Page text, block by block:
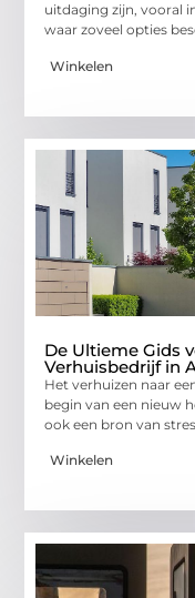
uitdaging zijn, vooral
waar zoveel opties
Winkelen
De Ultieme Gids
Verhuisbedrijf in
Het verhuizen naar
begin van een nieuw
ook een bron van
Winkelen